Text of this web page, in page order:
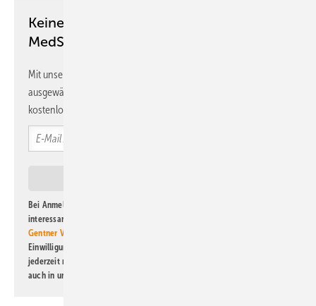
Keine Zeit? Kein Problem mit dem
MedSach Newsletter!
Mit unserem Newsletter erhalten Sie regelmäßig von uns
ausgewählte Informationen und Neuigkeiten, gebündelt und
kostenlos direkt ins Postfach.
Bei Anmeldung zu diesem Newsletter bin ich damit einverstanden, über
interessante Verlags- und Online-Angebote
Gentner Verlag GmbH & Co. KG
Einwilligung kann ich jederzeit widerrufen und eine Abmeldung ist
jederzeit möglich. Informationen zum Umgang mit Daten finden Sie
auch in unserer